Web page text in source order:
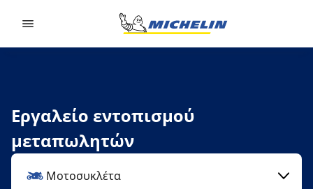
Εργαλείο εντοπισμού
μεταπωλητών
Μοτοσυκλέτα